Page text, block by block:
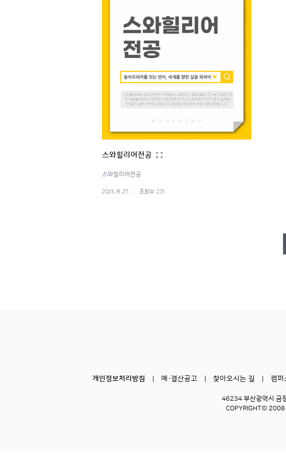
스와힐리어전공
스와힐리어전공
2025. 8. 27 조회수 231
개인정보처리방침 예·결산공고 찾아오시는 길 캠퍼
46234 부산광역시 금
COPYRIGHT© 2008